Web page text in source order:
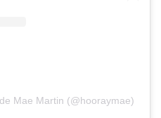
Mae Martin (@hooraymae)